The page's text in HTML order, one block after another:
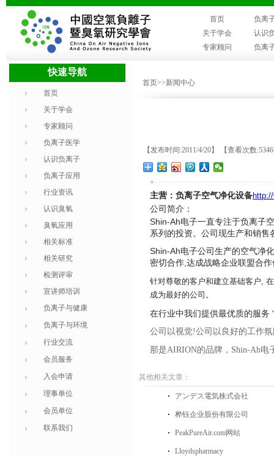
首页
负离
关于学会
认识
专家顾问
负离
快速导航
首页
关于学会
专家顾问
负离子医学
认识负离子
负离子应用
行业资讯
认识臭氧
臭氧应用
相关标准
相关研究
检测评审
宣讲师培训
负离子与健康
负离子与环境
行业交流
会员服务
入会申请
理事单位
会员单位
联系我们
首页>>新闻中心
【发布时间:2011/4/20】 【查看次数
+
主营：负离子空气净化设备
公司简介：
Shin-Ah电子一直专注于负离子
系列 的投资。公司现生产和销售
Shin-Ah电子公司生产的空气净
密切合作 达成战略企业联盟合
针对尊敬的客户和建立基础客户,
成为最好的公司。
在行业中我们提供最优质的服务
公司以视觉!公司以良好的工作
那是AIRION的品牌 ， Shin-Ah电
其他相关文章：
アンデス電気株式会社
桦钰企业股份有限公司
PeakPureAir.com网站
Lloydspharmacy